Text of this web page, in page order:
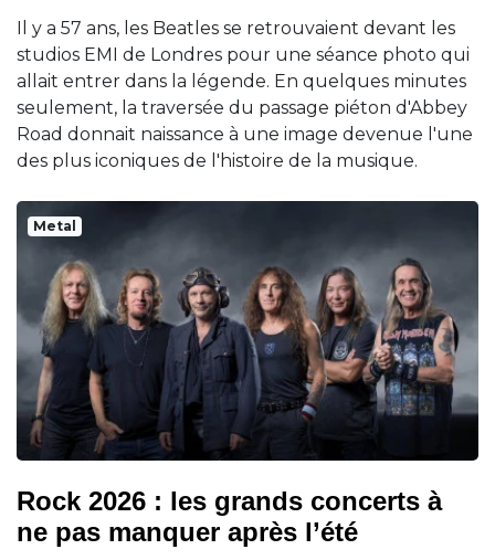
Il y a 57 ans, les Beatles se retrouvaient devant les
studios EMI de Londres pour une séance photo qui
allait entrer dans la légende. En quelques minutes
seulement, la traversée du passage piéton d'Abbey
Road donnait naissance à une image devenue l'une
des plus iconiques de l'histoire de la musique.
Metal
Rock 2026 : les grands concerts à
ne pas manquer après l’été